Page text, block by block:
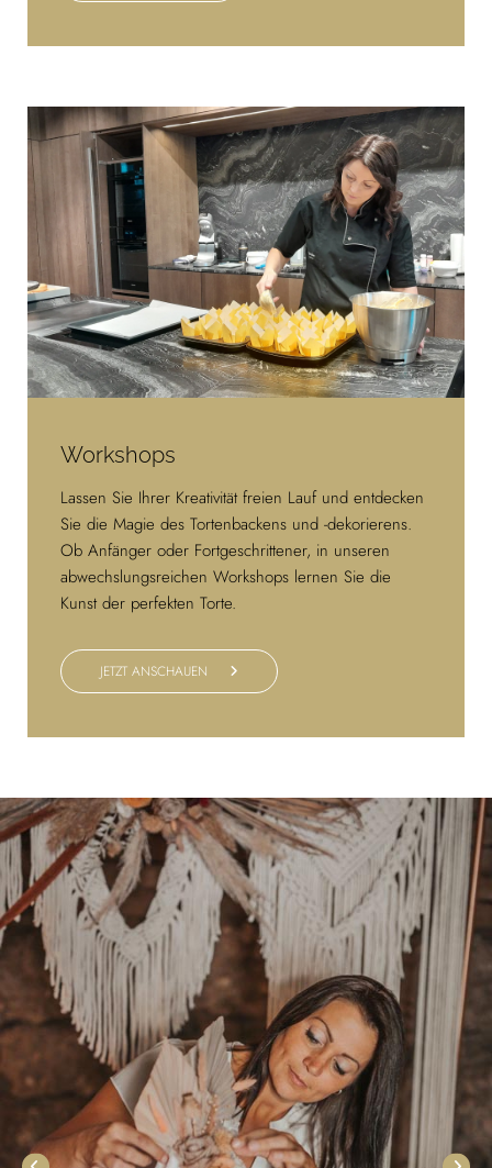
Workshops
Lassen Sie Ihrer Kreativität freien Lauf und entdecken
Sie die Magie des Tortenbackens und -dekorierens.
Ob Anfänger oder Fortgeschrittener, in unseren
abwechslungsreichen Workshops lernen Sie die
Kunst der perfekten Torte.
JETZT ANSCHAUEN